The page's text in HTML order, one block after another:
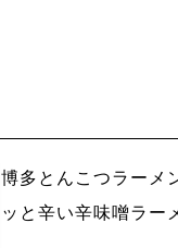
博多とんこつラーメ
ッと辛い辛味噌ラー